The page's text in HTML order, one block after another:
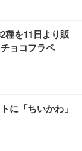
種を11日より販
ョコフラペ
に「ちいかわ」